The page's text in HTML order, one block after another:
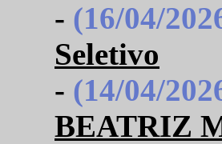
- (16/04/
Seletivo
- (14/04/
BEATRIZ